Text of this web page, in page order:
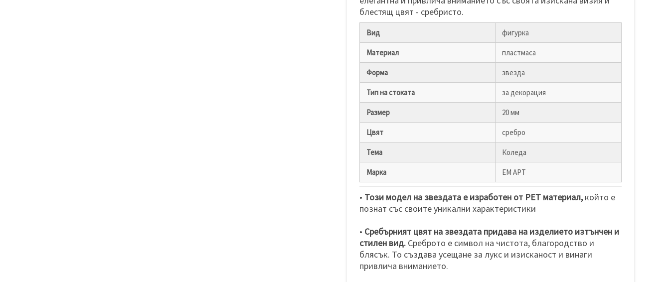
блестящ цвят - сребристо.
Вид фигурка
Материал пластмаса
Форма звезда
Тип на стоката за декорация
Размер 20 мм
Цвят сребро
Тема Коледа
Марка ЕМ АРТ
• Този модел на звездата е изработен от PET материал,който е
познат със своите уникални характеристики
• Сребърният цвят на звездата придава на изделието изтънчен и
стилен вид. Среброто е символ на чистота, благородство и
блясък. То създава усещане за лукс и изисканост и винаги
привлича вниманието.